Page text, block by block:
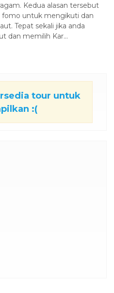
Kedua alasan tersebut
untuk mengikuti dan
Tepat sekali jika anda
dan memilih Kar...
tour untuk
:(